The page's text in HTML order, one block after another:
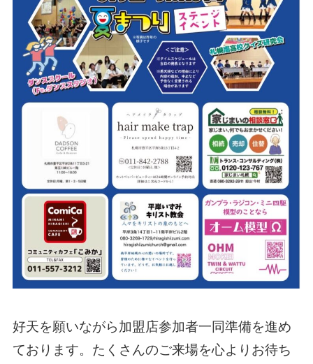
好天を願いながら加盟店参加者一同準備を進め
ております。たくさんのご来場を心よりお待ち